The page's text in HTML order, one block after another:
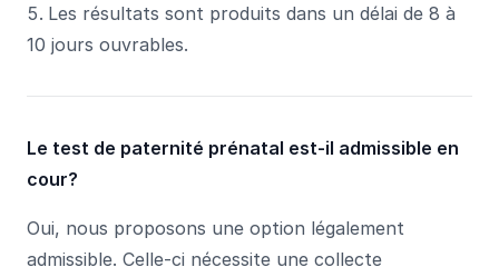
Les résultats sont produits dans un délai de 8 à
10 jours ouvrables.
Le test de paternité prénatal est-il admissible en
cour?
Oui, nous proposons une option légalement
admissible. Celle-ci nécessite une collecte